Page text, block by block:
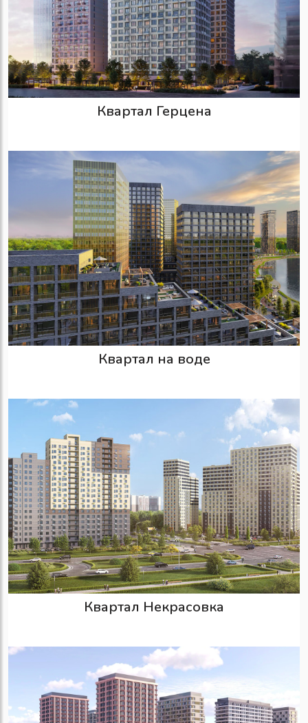
Квартал Герцена
Квартал на воде
Квартал Некрасовка